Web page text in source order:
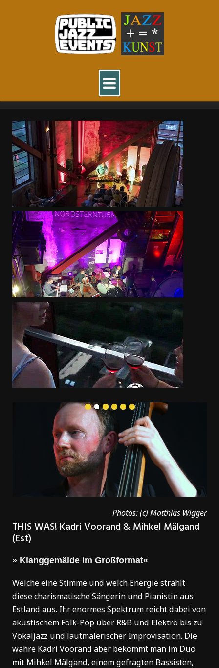
Photos: (c) Matthias Wigger
THIS WAS! Kadri Voorand & Mihkel Mälgand
(Est)
» Klanggemälde im Großformat«
Welche eine Stimme und welch Energie strahlt
diese charismatische Sängerin und Pianistin aus
Estland aus. Ihr enormes Spektrum reicht dabei von
akustischem Folk-Pop über R&B und Elektro bis zu
Vokaljazz und lautmalerischer Improvisation. Die
wahre Kadri Voorand aber bekommt man im Duo
mit Mihkel Mälgand, einem gefragten Bassisten,